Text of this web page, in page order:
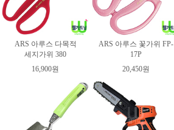
ARS 아루스 다목적
세지가위 380
16,900원
ARS 아루스 꽃가위 FP-
17P
20,450원